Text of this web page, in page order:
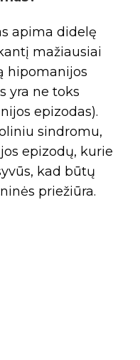
apima didelę
mažiausiai
hipomanijos
yra ne toks
epizodas).
sindromu,
epizodų, kurie
kad būtų
priežiūra.